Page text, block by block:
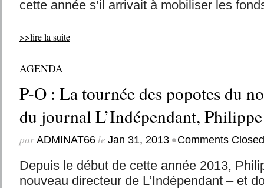
cette année s’il arrivait à mobiliser les
>>lire la suite
AGENDA
P-O : La tournée des popotes du
du journal L’Indépendant,
par ADMINAT66le Jan 31, 2013 •Comments Closed
Depuis le début de cette année 2013,
nouveau directeur de L’Indépendant – et